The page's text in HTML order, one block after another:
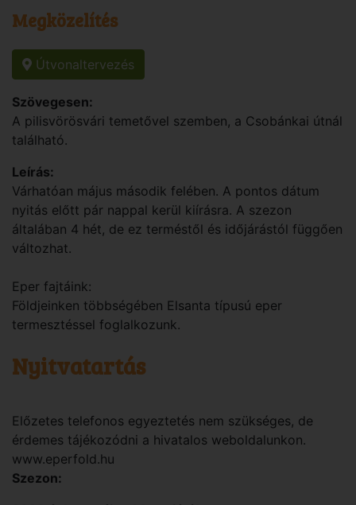
Megközelítés
Útvonaltervezés
Szövegesen:
A pilisvörösvári temetővel szemben, a Csobánkai útnál
található.
Leírás:
Várhatóan május második felében. A pontos dátum
nyitás előtt pár nappal kerül kiírásra. A szezon
általában 4 hét, de ez terméstől és időjárástól függően
változhat.
Eper fajtáink:
Földjeinken többségében Elsanta típusú eper
termesztéssel foglalkozunk.
Nyitvatartás
Előzetes telefonos egyeztetés nem szükséges, de
érdemes tájékozódni a hivatalos weboldalunkon.
www.eperfold.hu
Szezon: